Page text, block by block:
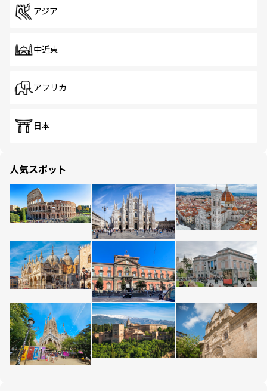
アジア
中近東
アフリカ
日本
人気スポット